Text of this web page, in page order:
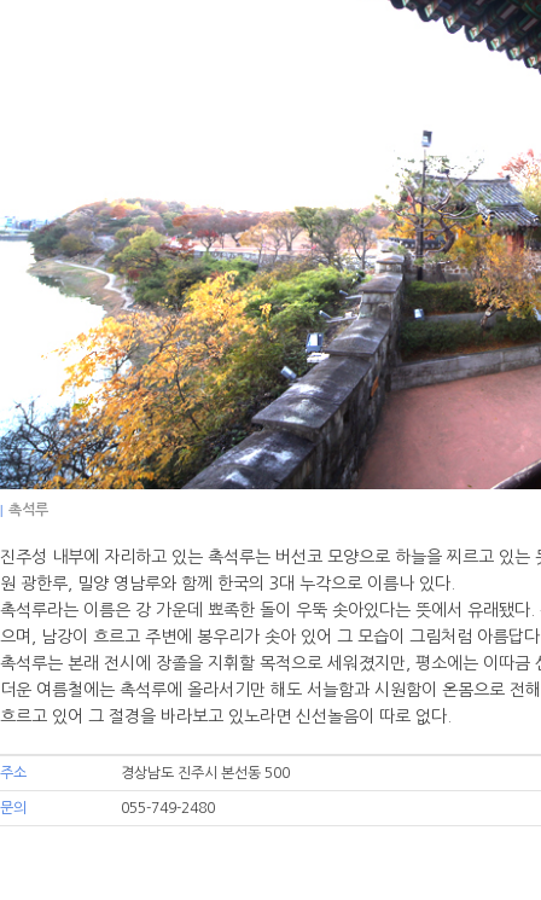
| 촉석루
진주성 내부에 자리하고 있는 촉석루는 버선코 모양으로 하늘을 찌르고 있
원 광한루, 밀양 영남루와 함께 한국의 3대 누각으로 이름나 있다.
촉석루라는 이름은 강 가운데 뾰족한 돌이 우뚝 솟아있다는 뜻에서 유래됐
으며, 남강이 흐르고 주변에 봉우리가 솟아 있어 그 모습이 그림처럼 아름답
촉석루는 본래 전시에 장졸을 지휘할 목적으로 세워졌지만, 평소에는 이따
더운 여름철에는 촉석루에 올라서기만 해도 서늘함과 시원함이 온몸으로 전
흐르고 있어 그 절경을 바라보고 있노라면 신선놀음이 따로 없다.
주소 경상남도 진주시 본선동 500
문의 055-749-2480